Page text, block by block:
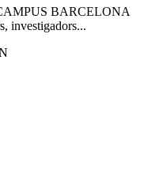
BARCELONA
investigadors...